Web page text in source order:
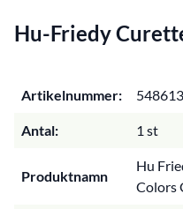
Hu-Friedy
Artikelnummer: 548613
Antal: 1 st
Produktnamn
Hu
Colors